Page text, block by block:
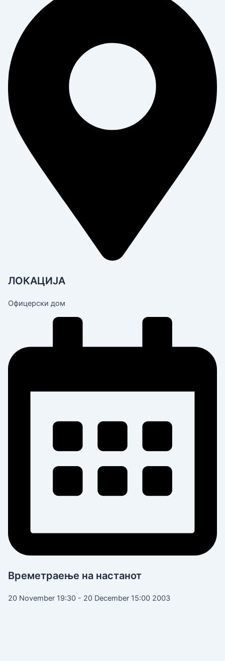
ЛОКАЦИЈА
Офицерски дом
Времетраење на настанот
20 November 19:30 - 20 December 15:00 2003